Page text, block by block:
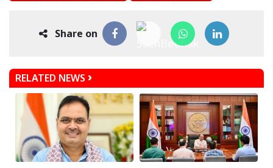
Share on
RELATED NEWS